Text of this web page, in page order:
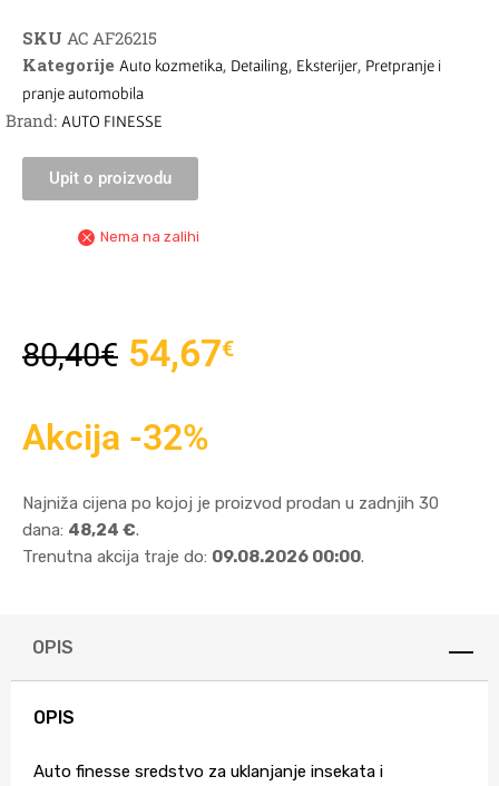
SKU AC AF26215
Kategorije Auto kozmetika, Detailing, Eksterijer, Pretpranje i
pranje automobila
Brand: AUTO FINESSE
Upit o proizvodu
Nema na zalihi
80,40€ 54,67€
Akcija -32%
Najniža cijena po kojoj je proizvod prodan u zadnjih 30
dana: 48,24 €.
Trenutna akcija traje do: 09.08.2026 00:00.
OPIS
OPIS
Auto finesse sredstvo za uklanjanje insekata i